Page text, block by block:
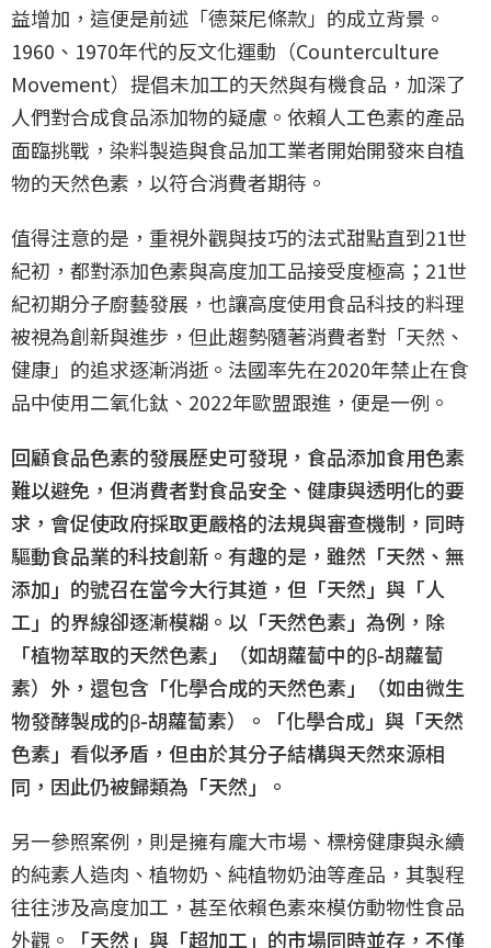
益增加，這便是前述「德萊尼條款」的成立背景。
1960、1970年代的反文化運動（Counterculture
Movement）提倡未加工的天然與有機食品，加深了
人們對合成食品添加物的疑慮。依賴人工色素的產品
面臨挑戰，染料製造與食品加工業者開始開發來自植
物的天然色素，以符合消費者期待。
值得注意的是，重視外觀與技巧的法式甜點直到21世
紀初，都對添加色素與高度加工品接受度極高；21世
紀初期分子廚藝發展，也讓高度使用食品科技的料理
被視為創新與進步，但此趨勢隨著消費者對「天然、
健康」的追求逐漸消逝。法國率先在2020年禁止在食
品中使用二氧化鈦、2022年歐盟跟進，便是一例。
回顧食品色素的發展歷史可發現，食品添加食用色素
難以避免，但消費者對食品安全、健康與透明化的要
求，會促使政府採取更嚴格的法規與審查機制，同時
驅動食品業的科技創新。有趣的是，雖然「天然、無
添加」的號召在當今大行其道，但「天然」與「人
工」的界線卻逐漸模糊。以「天然色素」為例，除
「植物萃取的天然色素」（如胡蘿蔔中的β-胡蘿蔔
素）外，還包含「化學合成的天然色素」（如由微生
物發酵製成的β-胡蘿蔔素）。「化學合成」與「天然
色素」看似矛盾，但由於其分子結構與天然來源相
同，因此仍被歸類為「天然」。
另一參照案例，則是擁有龐大市場、標榜健康與永續
的純素人造肉、植物奶、純植物奶油等產品，其製程
往往涉及高度加工，甚至依賴色素來模仿動物性食品
外觀。
「天然」與「超加工」的市場同時並存，不僅